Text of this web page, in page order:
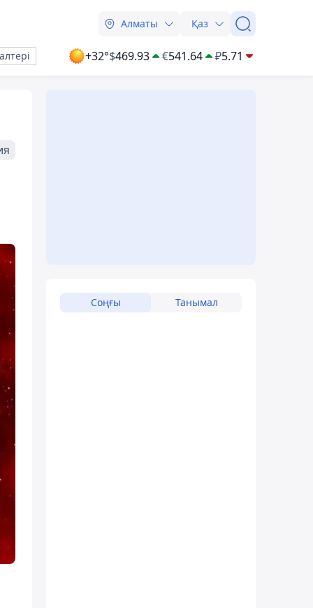
Алматы Қаз
+32°$469.93 €541.64 ₽5.71
Соңғы Танымал